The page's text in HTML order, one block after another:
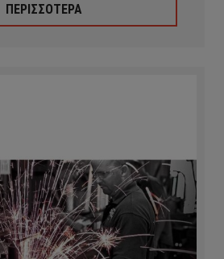
ΠΕΡΙΣΣΟΤΕΡΑ